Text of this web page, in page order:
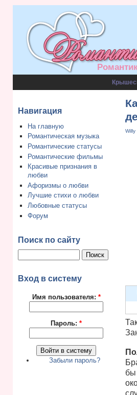
Навигация
На главную
Романтическая музыка
Романтические статусы
Романтические фильмы
Красивые признания в
любви
Афоризмы о любви
Лучшие стихи о любви
Любовные статусы
Форум
Поиск по сайту
Вход в систему
Имя пользователя: *
Пароль: *
Забыли пароль?
Willy
бы